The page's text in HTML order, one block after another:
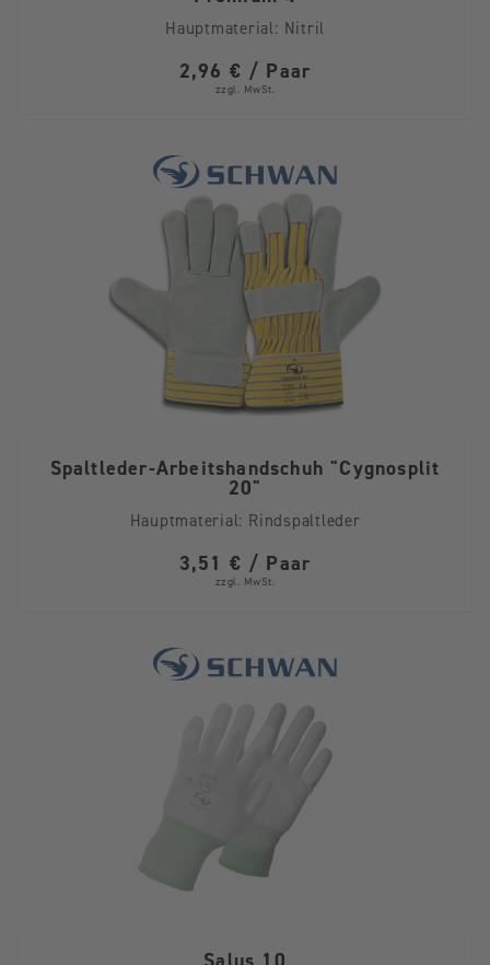
Hauptmaterial: Nitril
2,96 € / Paar
zzgl. MwSt.
Spaltleder-Arbeitshandschuh "Cygnosplit
20"
Hauptmaterial: Rindspaltleder
3,51 € / Paar
zzgl. MwSt.